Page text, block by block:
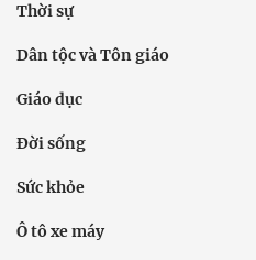
Thời sự
Dân tộc và Tôn giáo
Giáo dục
Đời sống
Sức khỏe
Ô tô xe máy